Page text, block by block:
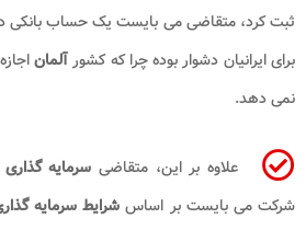
ثبت کرد، متقاضی می بایست یک حساب بانکی
برای ایرانیان دشوار بوده چرا که کشورآلمان
نمی دهد.
علاوه بر این، متقاضی سرمایه گذاری
شرکت می بایست بر اساس شرایط سرمایه